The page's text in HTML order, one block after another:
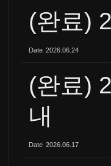
(완료)
Date 2026.06.24
(완료)
내
Date 2026.06.17